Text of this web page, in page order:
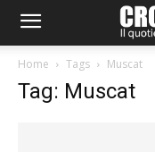
Home Tags Muscat
Tag: Muscat